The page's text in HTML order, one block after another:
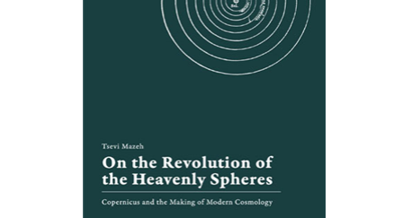
צבי מזא"ה
אלישבע הרשלר
מחיר השקה